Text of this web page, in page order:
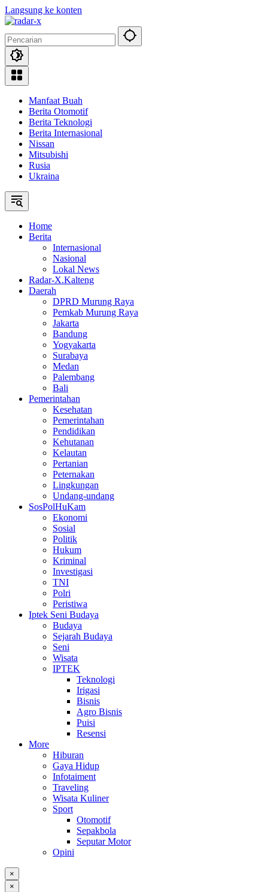
Langsung ke konten
Manfaat Buah
Berita Otomotif
Berita Teknologi
Berita Internasional
Nissan
Mitsubishi
Rusia
Ukraina
Home
Berita
Internasional
Nasional
Lokal News
Radar-X.Kalteng
Daerah
DPRD Murung Raya
Pemkab Murung Raya
Jakarta
Bandung
Yogyakarta
Surabaya
Medan
Palembang
Bali
Pemerintahan
Kesehatan
Pemerintahan
Pendidikan
Kehutanan
Kelautan
Pertanian
Peternakan
Lingkungan
Undang-undang
SosPolHuKam
Ekonomi
Sosial
Politik
Hukum
Kriminal
Investigasi
TNI
Polri
Peristiwa
Iptek Seni Budaya
Budaya
Sejarah Budaya
Seni
Wisata
IPTEK
Teknologi
Irigasi
Bisnis
Agro Bisnis
Puisi
Resensi
More
Hiburan
Gaya Hidup
Infotaiment
Traveling
Wisata Kuliner
Sport
Otomotif
Sepakbola
Seputar Motor
Opini
×
×